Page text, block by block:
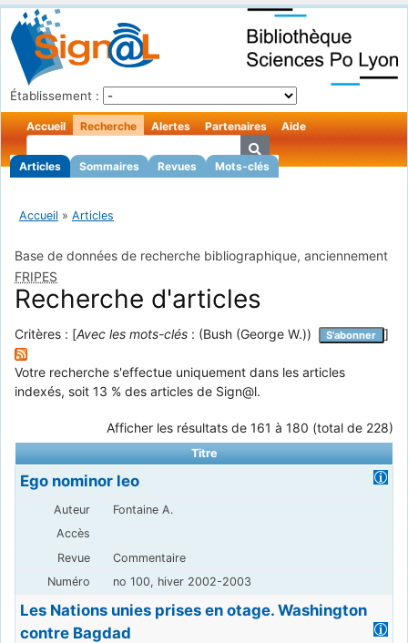
Établissement :
Accueil Recherche
Articles Sommaires Revues Mots-clés
Alertes Partenaires Aide
Accueil » Articles
Base de données de recherche bibliographique, anciennement
FRIPES
Recherche d'articles
Critères : [Avec les mots-clés : (Bush (George W.)) S'abonner ]
Votre recherche s'effectue uniquement dans les articles
indexés, soit 13 % des articles de Sign@l.
Afficher les résultats de 161 à 180 (total de 228)
Titre
Ego nominor leo
Fontaine A.
Commentaire
no 100, hiver 2002-2003
Les Nations unies prises en otage. Washington
contre Bagdad